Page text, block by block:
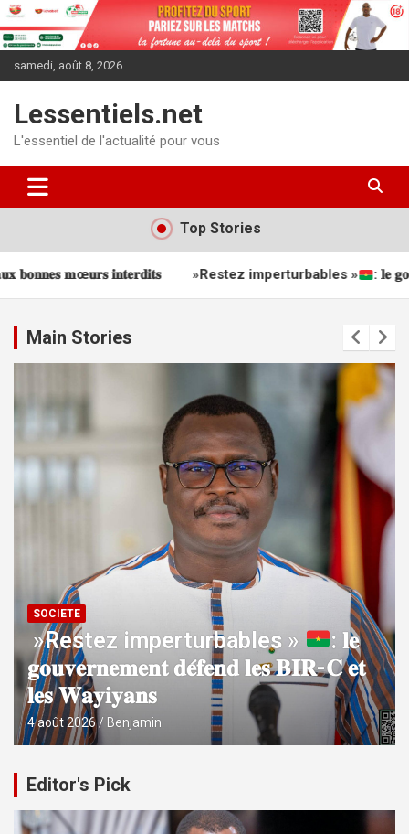
Aller
au
contenu
samedi, août 8, 2026
Lessentiels.net
L'essentiel de l'actualité pour vous
Top Stories
»Restez imperturbables » : 𝐥𝐞 𝐠𝐨𝐮𝐯𝐞𝐫𝐧𝐞𝐦𝐞𝐧𝐭 𝐝𝐞́𝐟𝐞𝐧𝐝 𝐥𝐞𝐬
Main Stories
SOCIETE
»Restez imperturbables »
: 𝐥𝐞
𝐠𝐨𝐮𝐯𝐞𝐫𝐧𝐞𝐦𝐞𝐧𝐭 𝐝𝐞́𝐟𝐞𝐧𝐝 𝐥𝐞𝐬 𝐁𝐈𝐑-𝐂 𝐞𝐭
𝐥𝐞𝐬 𝐖𝐚𝐲𝐢𝐲𝐚𝐧𝐬
4 août 2026 Benjamin
Editor's Pick